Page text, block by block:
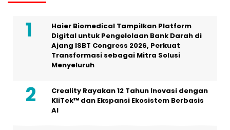
Haier Biomedical Tampilkan Platform
Digital untuk Pengelolaan Bank Darah di
Ajang ISBT Congress 2026, Perkuat
Transformasi sebagai Mitra Solusi
Menyeluruh
Creality Rayakan 12 Tahun Inovasi dengan
KliTek™ dan Ekspansi Ekosistem Berbasis
AI